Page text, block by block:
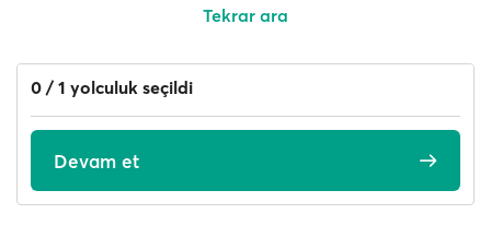
Tekrar ara
0 / 1 yolculuk seçildi
Devam et